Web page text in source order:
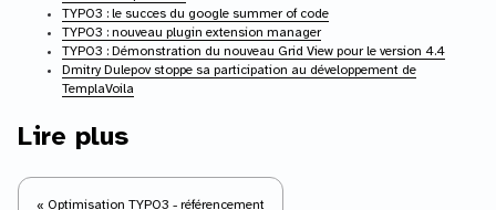
TYPO3 : le succes du google summer of code
TYPO3 : nouveau plugin extension manager
TYPO3 : Démonstration du nouveau Grid View pour le version 4.4
Dmitry Dulepov stoppe sa participation au développement de
TemplaVoila
Lire plus
« Optimisation TYPO3 - référencement